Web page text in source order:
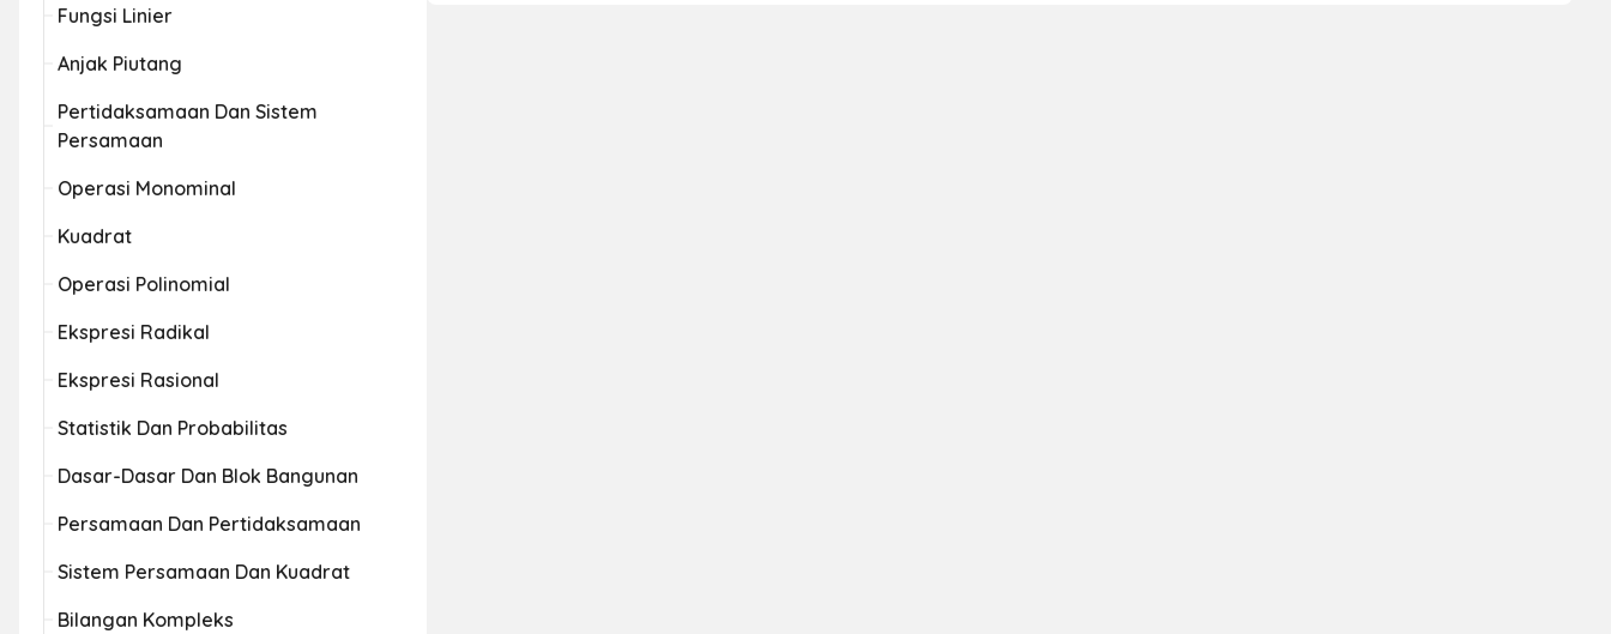
Fungsi Linier
Anjak Piutang
Pertidaksamaan Dan Sistem
Persamaan
Operasi Monominal
Kuadrat
Operasi Polinomial
Ekspresi Radikal
Ekspresi Rasional
Statistik Dan Probabilitas
Dasar-Dasar Dan Blok Bangunan
Persamaan Dan Pertidaksamaan
Sistem Persamaan Dan Kuadrat
Bilangan Kompleks